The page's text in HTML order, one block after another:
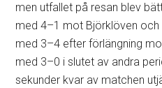
men utfallet på resan blev
med 4–1 mot Björklöven
med 3–4 efter förlängning
med 3–0 i slutet av andra
sekunder kvar av matchen